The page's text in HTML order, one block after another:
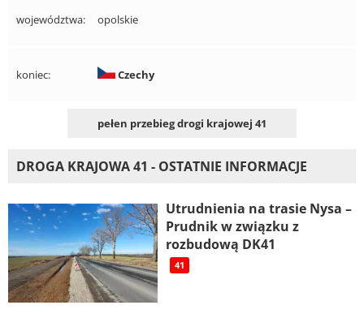
województwa: opolskie
koniec: Czechy
pełen przebieg drogi krajowej 41
DROGA KRAJOWA 41 - OSTATNIE INFORMACJE
Utrudnienia na trasie Nysa –
Prudnik w związku z
rozbudową DK41
41